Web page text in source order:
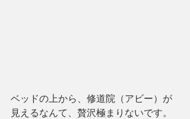
ベッドの上から、修道院（アビー）が
見えるなんて、贅沢極まりないです。